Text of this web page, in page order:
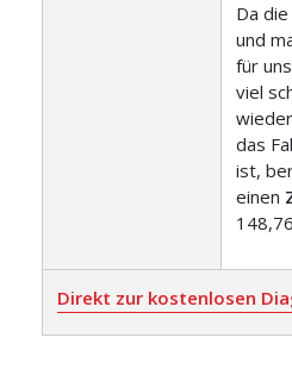
Da
und
für
viel
das
ist,
einen
Direkt zur kostenlosen